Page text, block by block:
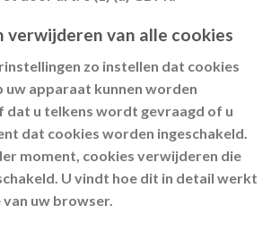
verwijderen van alle cookies
zo instellen dat cookies
apparaat kunnen worden
dat u telkens wordt gevraagd of u
dat cookies worden ingeschakeld.
moment, cookies verwijderen die
U vindt hoe dit in detail werkt
uw browser.